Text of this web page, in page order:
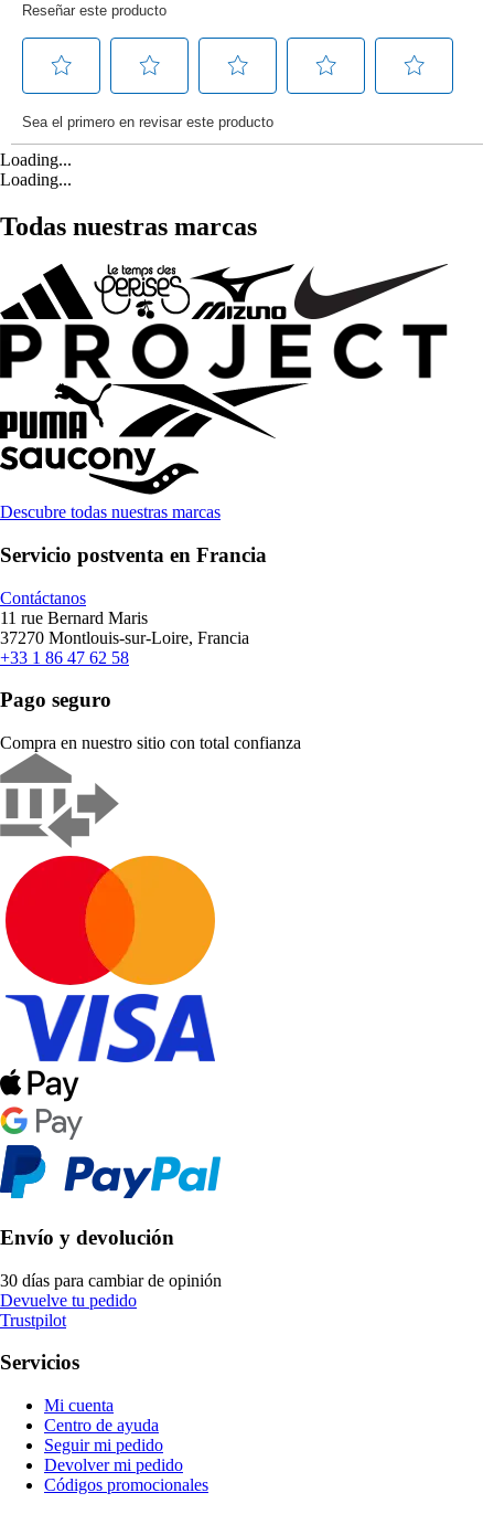
Loading...
Loading...
Todas nuestras marcas
Descubre todas nuestras marcas
Servicio postventa en Francia
Contáctanos
11 rue Bernard Maris
37270 Montlouis-sur-Loire, Francia
+33 1 86 47 62 58
Pago seguro
Compra en nuestro sitio con total confianza
Envío y devolución
30 días para cambiar de opinión
Devuelve tu pedido
Trustpilot
Servicios
Mi cuenta
Centro de ayuda
Seguir mi pedido
Devolver mi pedido
Códigos promocionales